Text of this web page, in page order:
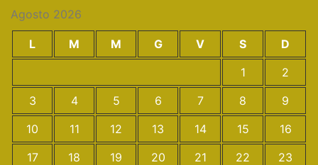
Agosto 2026
L M M G V S
D
1
2
3
4 5 6 7 8
9
10
11 12 13 14 15
16
17
18 19 20 21 22
23